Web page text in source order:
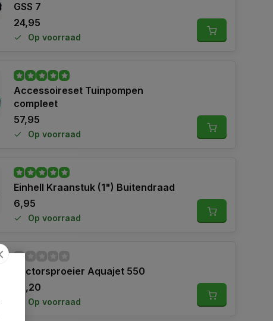
GSS 7
24,95
Op voorraad
Accessoireset Tuinpompen
compleet
57,95
Op voorraad
Einhell Kraanstuk (1") Buitendraad
6,95
Op voorraad
Sectorsproeier Aquajet 550
25,20
Op voorraad